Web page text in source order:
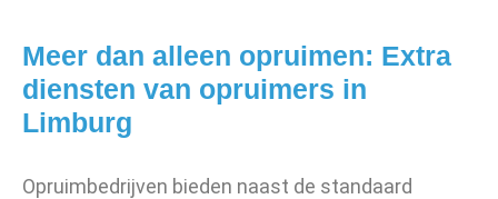
Meer dan alleen opruimen: Extra
diensten van opruimers in
Limburg
Opruimbedrijven bieden naast de standaard